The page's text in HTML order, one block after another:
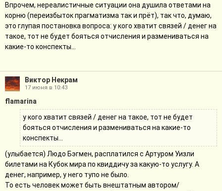
Впрочем, нереалистичные ситуации она душила ответами на
корню (переизбыток прагматизма так и прёт), так что, думаю,
это глупая постановка вопроса: у кого хватит связей / денег на
такое, тот не будет бояться отчисления и размениваться на
какие-то конспекты...
Виктор Некрам
17 июня в 10:43
flamarina
у кого хватит связей / денег на такое, тот не будет
бояться отчисления и размениваться на какие-то
конспекты...
(улыбается) Людо Бэгмен, расплатился с Артуром Уизли
билетами на Кубок мира по квиддичу за какую-то услугу. А
денег, например, у него тупо не было.
То есть человек может быть внештатным автором/